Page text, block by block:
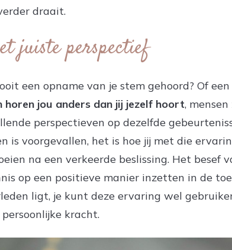
draait.
juiste perspectief
een opname van je stem gehoord? Of
horen jou anders dan jij jezelf hoort,
perspectieven op dezelfde
is voorgevallen, het is hoe jij met die
na een verkeerde beslissing. Het
op een positieve manier inzetten in de
ligt, je kunt deze ervaring wel
kracht.